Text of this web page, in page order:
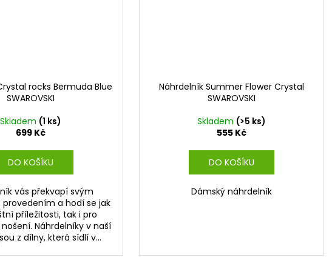
rocks Bermuda Blue
SWAROVSKI
Skladem (1 ks)
699 Kč
DO KOŠÍKU
vás překvapí svým
a hodí se jak
příležitosti, tak i pro
Náhrdelníky v naší
z dílny, která sídlí v...
Náhrdelník Summer Flower Crystal
SWAROVSKI
Skladem (>5 ks)
555 Kč
DO KOŠÍKU
Dámský náhrdelník